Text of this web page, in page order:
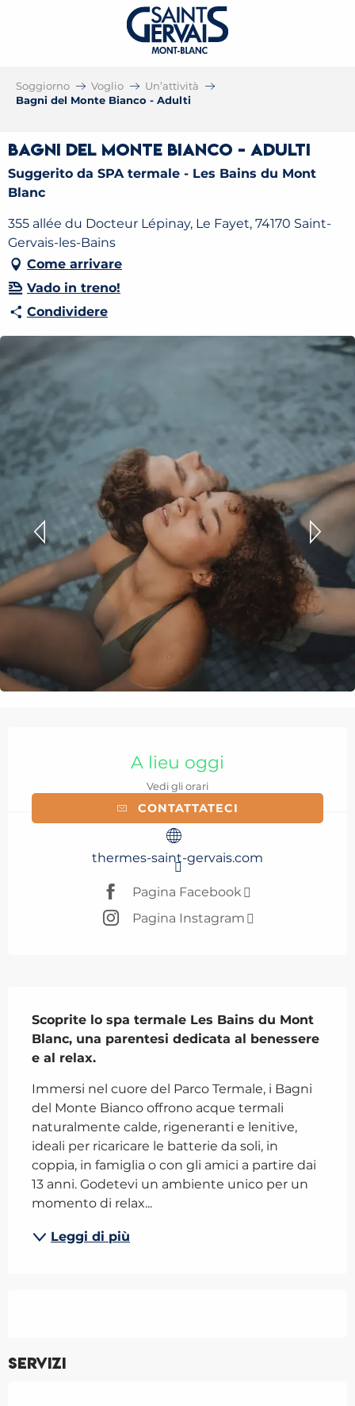
Soggiorno Voglio
Un’attività
Bagni del Monte Bianco - Adulti
Bagni del Monte Bianco - Adulti
Suggerito da SPA termale - Les Bains du Mont
Blanc
355 allée du Docteur Lépinay, Le Fayet, 74170 Saint-
Gervais-les-Bains
Come arrivare
Vado in treno!
Condividere
A lieu oggi
Vedi gli orari
CONTATTATECI
thermes-saint-gervais.com
Pagina Facebook
Pagina Instagram
Scoprite lo spa termale Les Bains du Mont
Blanc, una parentesi dedicata al benessere
e al relax.
Immersi nel cuore del Parco Termale, i Bagni
del Monte Bianco offrono acque termali
naturalmente calde, rigeneranti e lenitive,
ideali per ricaricare le batterie da soli, in
coppia, in famiglia o con gli amici a partire dai
13 anni. Godetevi un ambiente unico per un
momento di relax...
Leggi di più
Servizi